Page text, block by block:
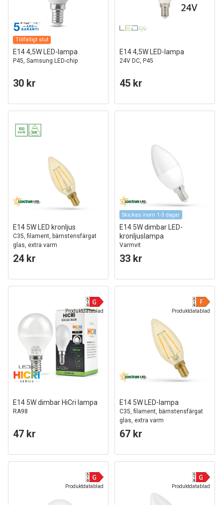
Tillfälligt slut
E14 4,5W LED-lampa
P45, Samsung LED-chip
30 kr
E14 4,5W LED-lampa
24V DC, P45
45 kr
E14 5W LED kronljus
C35, filament, bärnstensfärgat
glas, extra varm
24 kr
Skickas inom 1-3 dagar
E14 5W dimbar LED-
kronljuslampa
Varmvit
33 kr
Produktdatablad
E14 5W dimbar HiCri lampa
RA98
47 kr
Produktdatablad
E14 5W LED-lampa
C35, filament, bärnstensfärgat
glas, extra varm
67 kr
Produktdatablad Produktdatablad